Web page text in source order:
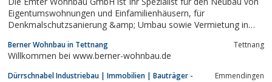
Eigentumswohnungen und Einfamilienhäusern, für
Denkmalschutzsanierung &amp; Umbau sowie Vermietung in
Berner Wohnbau in Tettnang Tettnang
Willkommen bei www.berner-wohnbau.de
Dürrschnabel Industriebau | Immobilien | Bauträger -
Emmendingen